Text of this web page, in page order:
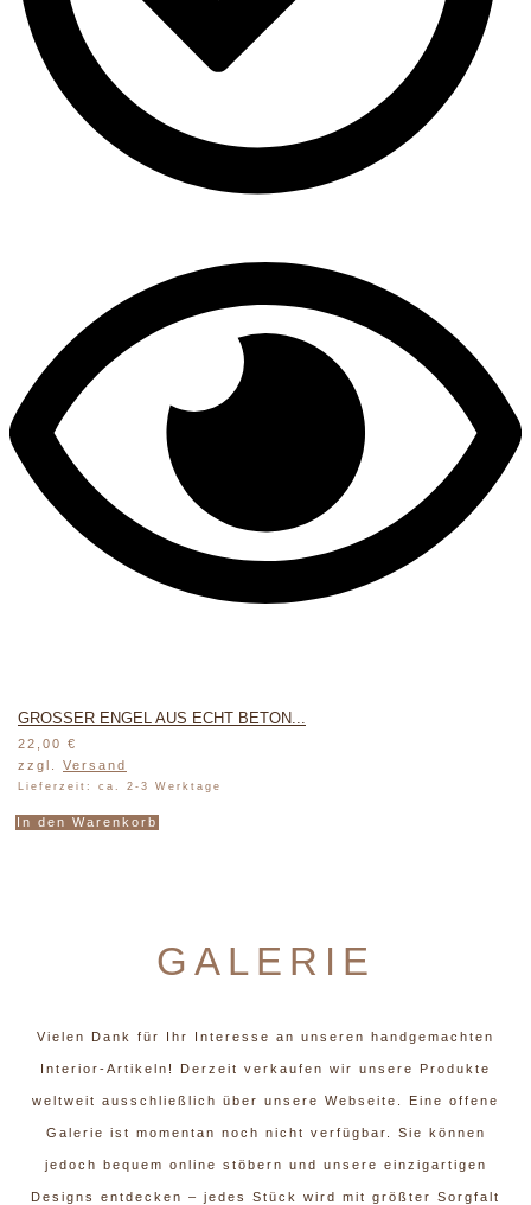
GROSSER ENGEL AUS ECHT BETON...
22,00 €
zzgl. Versand
Lieferzeit: ca. 2-3 Werktage
In den Warenkorb
GALERIE
Vielen Dank für Ihr Interesse an unseren handgemachten
Interior-Artikeln! Derzeit verkaufen wir unsere Produkte
weltweit ausschließlich über unsere Webseite. Eine offene
Galerie ist momentan noch nicht verfügbar. Sie können
jedoch bequem online stöbern und unsere einzigartigen
Designs entdecken – jedes Stück wird mit größter Sorgfalt